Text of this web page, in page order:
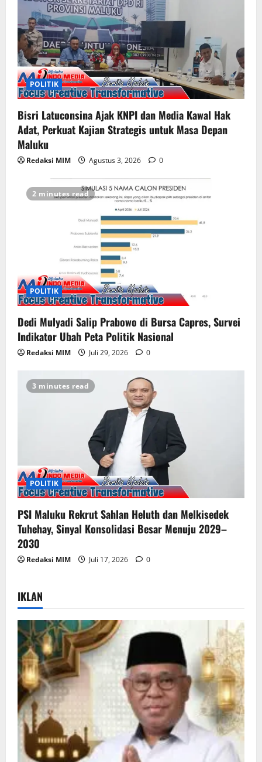
POLITIK
Bisri Latuconsina Ajak KNPI dan Media Kawal Hak
Adat, Perkuat Kajian Strategis untuk Masa Depan
Maluku
Redaksi MIM Agustus 3, 2026 0
2 minutes read
POLITIK
Dedi Mulyadi Salip Prabowo di Bursa Capres, Survei
Indikator Ubah Peta Politik Nasional
Redaksi MIM Juli 29, 2026 0
3 minutes read
POLITIK
PSI Maluku Rekrut Sahlan Heluth dan Melkisedek
Tuhehay, Sinyal Konsolidasi Besar Menuju 2029–
2030
Redaksi MIM Juli 17, 2026 0
IKLAN